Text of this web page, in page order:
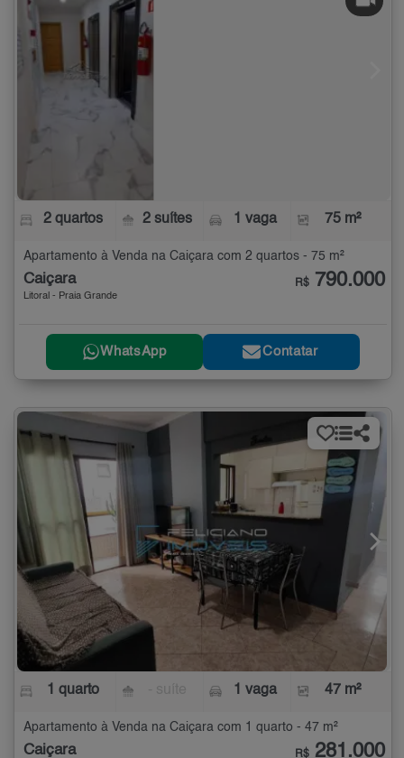
2 quartos 2 suítes 1 vaga 75 m²
Apartamento à Venda na Caiçara com 2 quartos - 75 m²
Caiçara
Litoral - Praia Grande
R$ 790.000
WhatsApp Contatar
1 quarto 1 vaga 47 m²
Apartamento à Venda na Caiçara com 1 quarto - 47 m²
Caiçara R$ 281.000